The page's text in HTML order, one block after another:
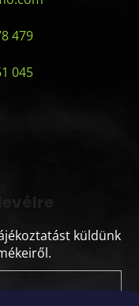
479
045
küldünk